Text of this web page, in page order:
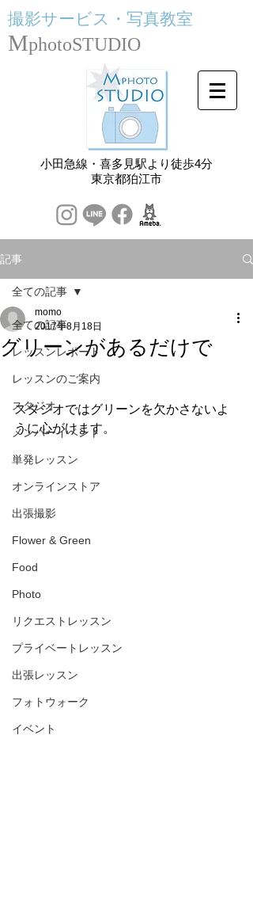
撮影サービス・ 写真教室
MphotoSTUDIO
小田急線・喜多見駅より徒歩4分
​東京都狛江市
記事
全ての記事
レッスンレポート
レッスンのご案内
スタジオ
メンバーイベント
単発レッスン
オンラインストア
出張撮影
Flower & Green
Food
Photo
リクエストレッスン
プライベートレッスン
出張レッスン
フォトウォーク
イベント
全ての記事
グリーンがあるだけで
momo
2017年8月18日
スタジオではグリーンを欠かさないよ
うに心がけます。